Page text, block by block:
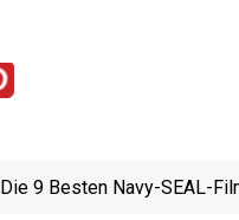
Die 9 Besten Navy-SEAL-